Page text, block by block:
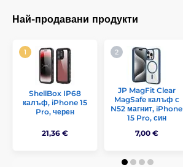
Най-продавани продукти
ShellBox IP68
калъф, iPhone 15
Pro, черен
21,36 €
JP MagFit Clear
MagSafe калъф с
N52 магнит, iPhone
15 Pro, син
7,00 €